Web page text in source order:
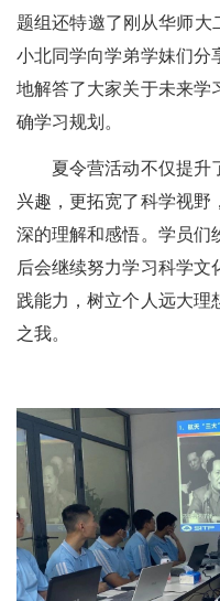
题组还特邀了刚从华师大
小北同学向学弟学妹们分
地解答了大家关于未来学
确学习规划。
夏令营活动不仅提升
兴趣，更拓宽了科学视野
深的理解和感悟。学员们
后会继续努力学习科学文
践能力，树立个人远大理
之我。